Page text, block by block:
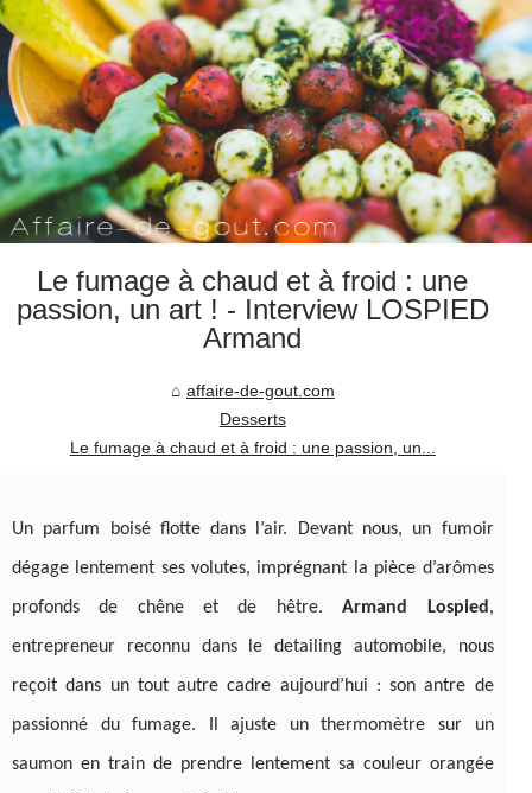
Le fumage à chaud et à froid : une
passion, un art ! - Interview LOSPIED
Armand
affaire-de-gout.com
Desserts
Le fumage à chaud et à froid : une passion, un...
Un parfum boisé flotte dans l’air. Devant nous, un fumoir
dégage lentement ses volutes, imprégnant la pièce d’arômes
profonds de chêne et de hêtre.Armand Lospied,
entrepreneur reconnu dans le detailing automobile, nous
reçoit dans un tout autre cadre aujourd’hui : son antre de
passionné du fumage. Il ajuste un thermomètre sur un
saumon en train de prendre lentement sa couleur orangée